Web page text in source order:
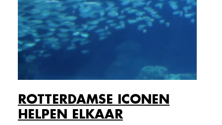
ROTTERDAMSE ICONEN
HELPEN ELKAAR